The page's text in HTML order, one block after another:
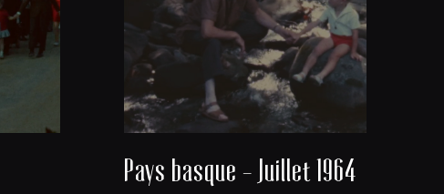
Pays basque - Juillet 1964